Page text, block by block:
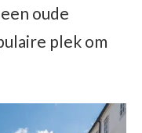
oude
plek om